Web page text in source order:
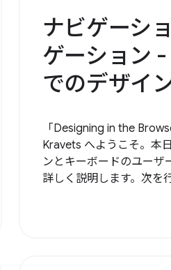
ナビゲーシ
ゲーション
でのデザイ
「Designing in the
Kravets へようこそ。本
ンとキーボードのユーザ
詳しく説明します。次を